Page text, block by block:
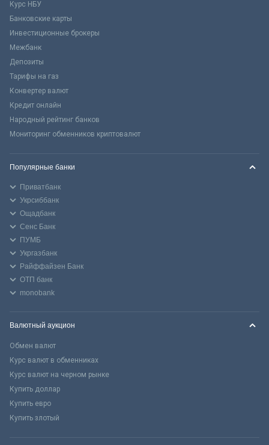
Курс НБУ
Банковские карты
Инвестиционные брокеры
Межбанк
Депозиты
Тарифы на газ
Конвертер валют
Кредит онлайн
Народный рейтинг банков
Мониторинг обменников криптовалют
Популярные банки
Приватбанк
Укрсиббанк
Ощадбанк
Сенс Банк
ПУМБ
Укргазбанк
Райффайзен Банк
ОТП банк
monobank
Валютный аукцион
Обмен валют
Курс валют в обменниках
Курс валют на черном рынке
Купить доллар
Купить евро
Купить злотый